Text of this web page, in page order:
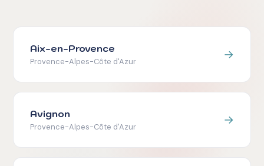
Aix-en-Provence
Provence-Alpes-Côte d'Azur →
Avignon
Provence-Alpes-Côte d'Azur →